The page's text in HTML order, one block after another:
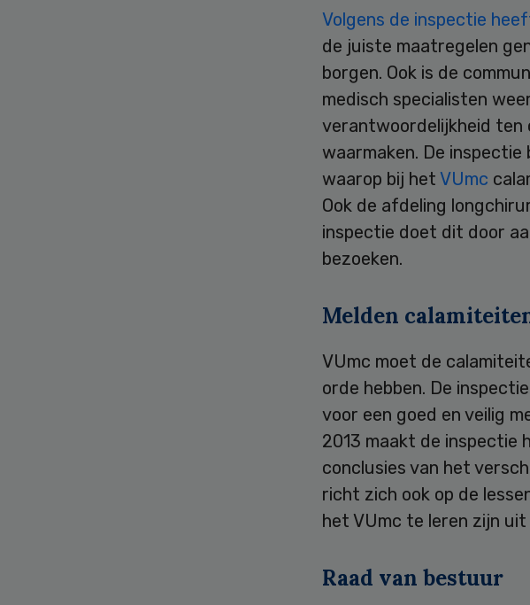
Volgens de inspectie
de juiste maatregelen
borgen. Ook is de
medisch specialisten
verantwoordelijkheid ten
waarmaken. De
waarop bij het VUmc
Ook de afdeling
inspectie doet dit door
bezoeken.
Melden
VUmc moet de
orde hebben. De
voor een goed en veilig
2013 maakt de inspectie
conclusies van het
richt zich ook op de
het VUmc te leren zijn
Raad van bestuur